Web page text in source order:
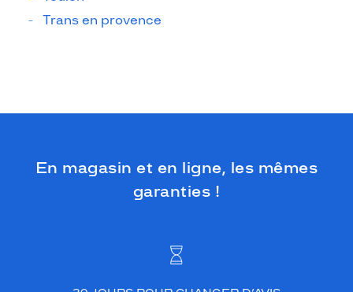
Trans en provence
En magasin et en ligne, les mêmes
garanties !